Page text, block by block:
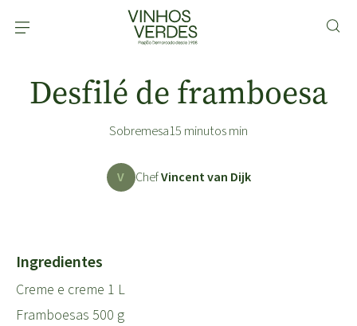
Desfilé de framboesa
Sobremesa15 minutos min
V ChefVincent van Dijk
Ingredientes
Creme e creme 1 L
Framboesas 500 g